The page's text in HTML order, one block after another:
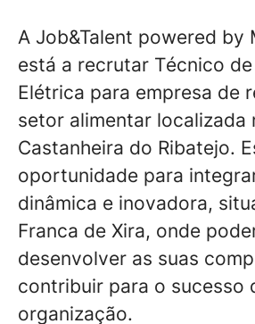
A Job&Talent powered by
está a recrutar Técnico
Elétrica para empresa de
setor alimentar localizada
Castanheira do Ribatejo.
oportunidade para
dinâmica e inovadora,
Franca de Xira, onde
desenvolver as suas
contribuir para o sucesso
organização.